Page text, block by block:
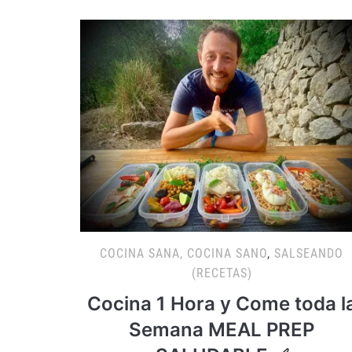
COCINA SANA, COCINA SANO, SALSEANDO
(RECETAS)
Cocina 1 Hora y Come toda
Semana MEAL PREP